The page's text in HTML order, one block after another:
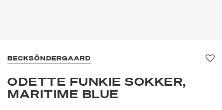
BECKSÖNDERGAARD
ODETTE FUNKIE SOKKER,
MARITIME BLUE